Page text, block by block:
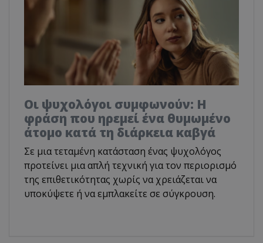
Οι ψυχολόγοι συμφωνούν: Η
φράση που ηρεμεί ένα θυμωμένο
άτομο κατά τη διάρκεια καβγά
Σε μια τεταμένη κατάσταση ένας ψυχολόγος
προτείνει μια απλή τεχνική για τον περιορισμό
της επιθετικότητας χωρίς να χρειάζεται να
υποκύψετε ή να εμπλακείτε σε σύγκρουση.